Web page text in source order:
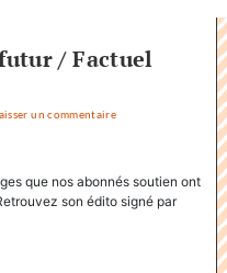
/ Factuel
un commentaire
le
titre
que nos abonnés soutien ont
son édito signé par